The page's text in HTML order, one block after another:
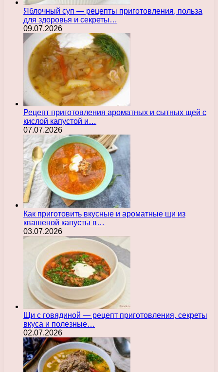
Яблочный суп — рецепты приготовления, польза
для здоровья и секреты…
09.07.2026
Рецепт приготовления ароматных и сытных щей с
кислой капустой и…
07.07.2026
Как приготовить вкусные и ароматные щи из
квашеной капусты в…
03.07.2026
Щи с говядиной — рецепт приготовления, секреты
вкуса и полезные…
02.07.2026